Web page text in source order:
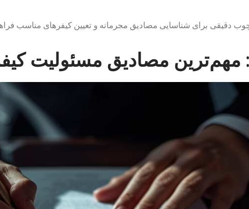
دقیقی برای شناسایی مصادیق مجرمانه و تعیین کیفرهای مناسب
مصادیق مسئولیت